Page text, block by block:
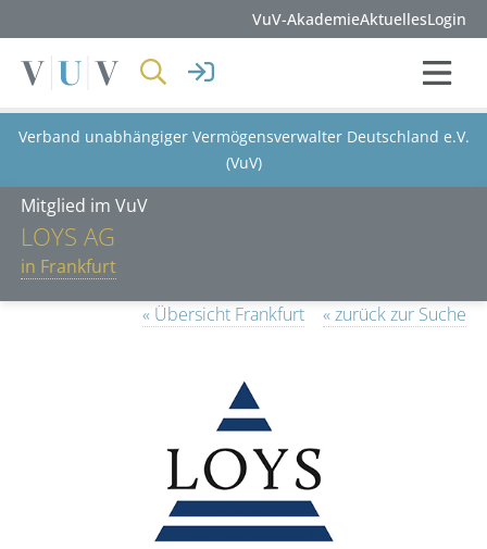
VuV-AkademieAktuellesLogin
Verband unabhängiger Vermögensverwalter Deutschland e.V.
(VuV)
Mitglied im VuV
LOYS AG
in Frankfurt
« Übersicht Frankfurt
« zurück zur Suche